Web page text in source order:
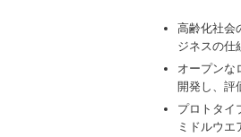
高齢化社会
ジネスの仕
オープンな
開発し、評
プロトタイ
ミドルウエ